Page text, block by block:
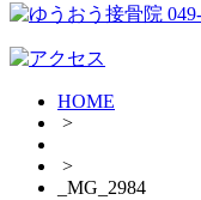
HOME
>
>
_MG_2984